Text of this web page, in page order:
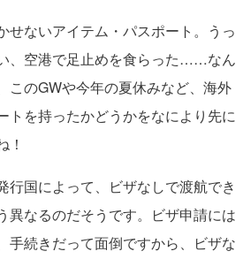
せないアイテム・パスポート。うっ
、空港で足止めを食らった……なん
このGWや今年の夏休みなど、海外
トを持ったかどうかをなにより先に
！
行国によって、ビザなしで渡航でき
異なるのだそうです。ビザ申請には
手続きだって面倒ですから、ビザな